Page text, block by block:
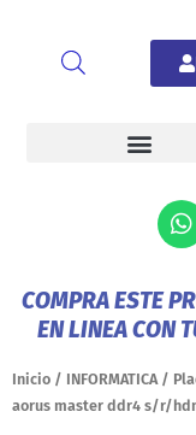
contenido
h
s
a
p
COMPRA ESTE
EN LINEA CON
Inicio / INFORMATICA /
aorus master ddr4 s/r/